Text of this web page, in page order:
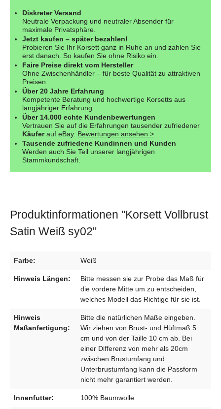
Diskreter Versand
Neutrale Verpackung und neutraler Absender für
maximale Privatsphäre.
Jetzt kaufen – später bezahlen!
Probieren Sie Ihr Korsett ganz in Ruhe an und zahlen Sie
erst danach. So kaufen Sie ohne Risiko ein.
Faire Preise direkt vom Hersteller
Ohne Zwischenhändler – für beste Qualität zu attraktiven
Preisen.
Über 20 Jahre Erfahrung
Kompetente Beratung und hochwertige Korsetts aus
langjähriger Erfahrung.
Über 14.000 echte Kundenbewertungen
Vertrauen Sie auf die Erfahrungen tausender zufriedener
Käuferauf eBay. Bewertungen ansehen >
Tausende zufriedene Kundinnen und Kunden
Werden auch Sie Teil unserer langjährigen
Stammkundschaft.
Produktinformationen "Korsett Vollbrust
Satin Weiß sy02"
Farbe: Weiß
Hinweis Längen:
Bitte messen sie zur Probe das Maß für
die vordere Mitte um zu entscheiden,
welches Modell das Richtige für sie ist.
Hinweis
Maßanfertigung:
Bitte die natürlichen Maße eingeben.
Wir ziehen von Brust- und Hüftmaß 5
cm und von der Taille 10 cm ab. Bei
einer Differenz von mehr als 20cm
zwischen Brustumfang und
Unterbrustumfang kann die Passform
nicht mehr garantiert werden.
Innenfutter: 100% Baumwolle